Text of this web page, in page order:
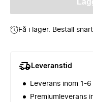
Få i lager. Beställ
Leveranstid
Leverans inom 1-
Premiumleverans